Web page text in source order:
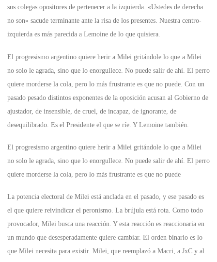
sus colegas opositores de pertenecer a la izquierda. «Ustedes de derecha
no son» sacude terminante ante la risa de los presentes. Nuestra centro-
izquierda es más parecida a Lemoine de lo que quisiera.
El progresismo argentino quiere herir a Milei gritándole lo que a Milei
no solo le agrada, sino que lo enorgullece. No puede salir de ahí. El perro
quiere morderse la cola, pero lo más frustrante es que no puede. Con un
pasado pesado distintos exponentes de la oposición acusan al Gobierno de
ajustador, de insensible, de cruel, de incapaz, de ignorante, de
desequilibrado. Es el Presidente el que se ríe. Y Lemoine también.
El progresismo argentino quiere herir a Milei gritándole lo que a Milei
no solo le agrada, sino que lo enorgullece. No puede salir de ahí. El perro
quiere morderse la cola, pero lo más frustrante es que no puede
La potencia electoral de Milei está anclada en el pasado, y ese pasado es
el que quiere reivindicar el peronismo. La brújula está rota. Como todo
provocador, Milei busca una reacción. Y esta reacción es reaccionaria en
un mundo que desesperadamente quiere cambiar. El orden binario es lo
que Milei necesita para existir. Milei, que reemplazó a Macri, a JxC y al